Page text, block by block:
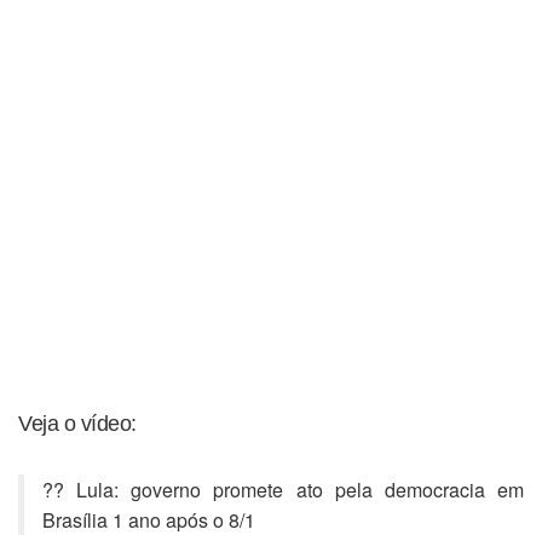
Veja o vídeo:
?? Lula: governo promete ato pela democracia em
Brasília 1 ano após o 8/1